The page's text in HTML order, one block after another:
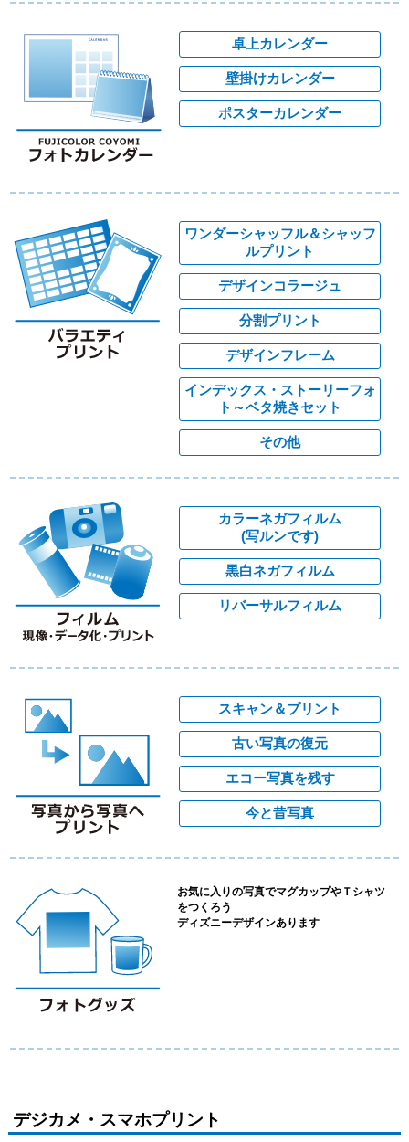
卓上カレンダー
壁掛けカレンダー
ポスターカレンダー
ワンダーシャッフル＆シャッフ
ルプリント
デザインコラージュ
分割プリント
デザインフレーム
インデックス・ストーリーフォ
ト～ベタ焼きセット
その他
カラーネガフィルム
(写ルンです)
黒白ネガフィルム
リバーサルフィルム
スキャン＆プリント
古い写真の復元
エコー写真を残す
今と昔写真
お気に入りの写真でマグカップやＴシャツ
をつくろう
ディズニーデザインあります
デジカメ・スマホプリント